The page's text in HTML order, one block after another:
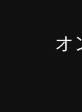
オ